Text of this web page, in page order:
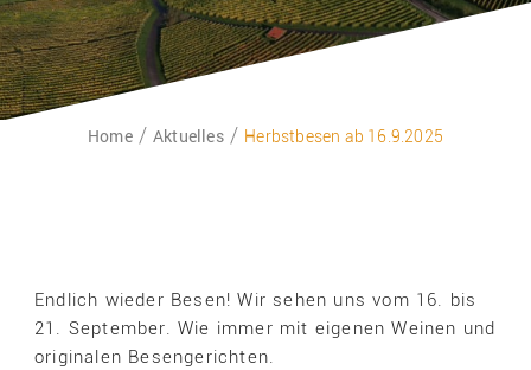
Home Aktuelles Herbstbesen ab 16.9.2025
Endlich wieder Besen! Wir sehen uns vom 16. bis
21. September. Wie immer mit eigenen Weinen und
originalen Besengerichten.